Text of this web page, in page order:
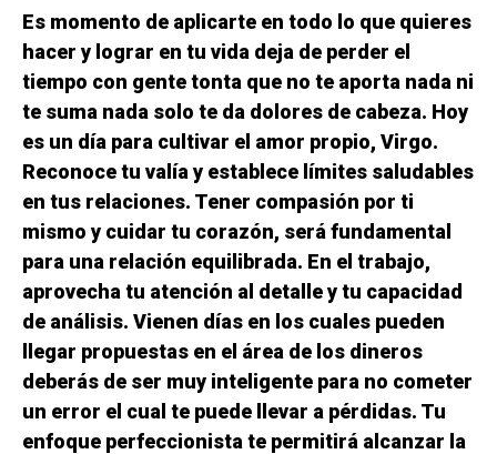
Es momento de aplicarte en todo lo que quieres
hacer y lograr en tu vida deja de perder el
tiempo con gente tonta que no te aporta nada ni
te suma nada solo te da dolores de cabeza. Hoy
es un día para cultivar el amor propio, Virgo.
Reconoce tu valía y establece límites saludables
en tus relaciones. Tener compasión por ti
mismo y cuidar tu corazón, será fundamental
para una relación equilibrada. En el trabajo,
aprovecha tu atención al detalle y tu capacidad
de análisis. Vienen días en los cuales pueden
llegar propuestas en el área de los dineros
deberás de ser muy inteligente para no cometer
un error el cual te puede llevar a pérdidas. Tu
enfoque perfeccionista te permitirá alcanzar la